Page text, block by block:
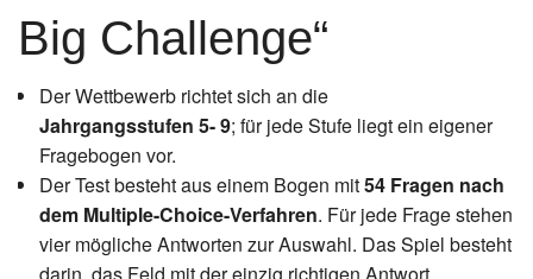
Instagram
Los
Big Challenge“
Der Wettbewerb richtet sich an die
Jahrgangsstufen 5- 9; für jede Stufe liegt ein eigener
Fragebogen vor.
Der Test besteht aus einem Bogen mit54 Fragen nach
dem Multiple-Choice-Verfahren. Für jede Frage stehen
vier mögliche Antworten zur Auswahl. Das Spiel besteht